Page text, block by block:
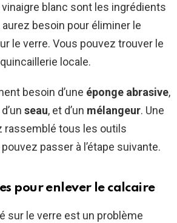
blanc sont les ingrédients
besoin pour éliminer le
le verre. Vous pouvez trouver le
locale.
besoin d’une éponge abrasive,
d’un seau, et d’un mélangeur. Une
rassemblé tous les outils
passer à l’étape suivante.
pour enlever le calcaire
sur le verre est un problème